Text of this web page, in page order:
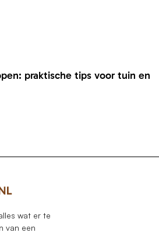
praktische tips voor tuin en
wat er te
van een